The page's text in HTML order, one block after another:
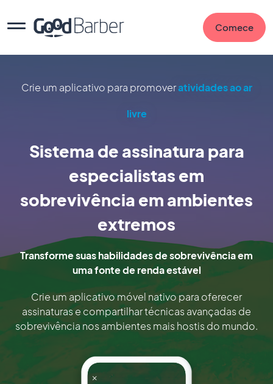
Comece
Crie um aplicativo para promoveratividades ao ar
livre
Sistema de assinatura para
especialistas em
sobrevivência em ambientes
extremos
Transforme suas habilidades de sobrevivência em
uma fonte de renda estável
Crie um aplicativo móvel nativo para oferecer
assinaturas e compartilhar técnicas avançadas de
sobrevivência nos ambientes mais hostis do mundo.